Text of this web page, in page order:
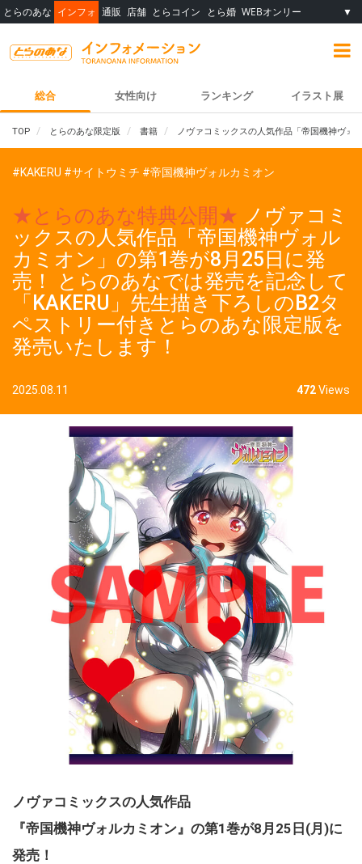
とらのあな インフォ 通販 店舗 とらコイン とら婚 WEBオンリー ▼
総合 女性向け ランキング イラスト展
TOP とらのあな限定版 書籍 ノヴァコミックスの人気作品「帝国機神ヴ
#KAKERU #サイトウミチ #帝国機神ヴォルカミオン
★とらのあな特典公開★ ノヴァコミ
ックスの人気作品「帝国機神ヴォル
カミオン」の第1巻が8月25日に発
売！ とらのあなでは発売を記念して
「KAKERU」先生描き下ろしのB2タ
ペストリー付きとらのあな限定版を
発売いたします！
2025.08.11 472Views
ノヴァコミックスの人気作品
『帝国機神ヴォルカミオン』の第1巻が8月25日(月)に
発売！